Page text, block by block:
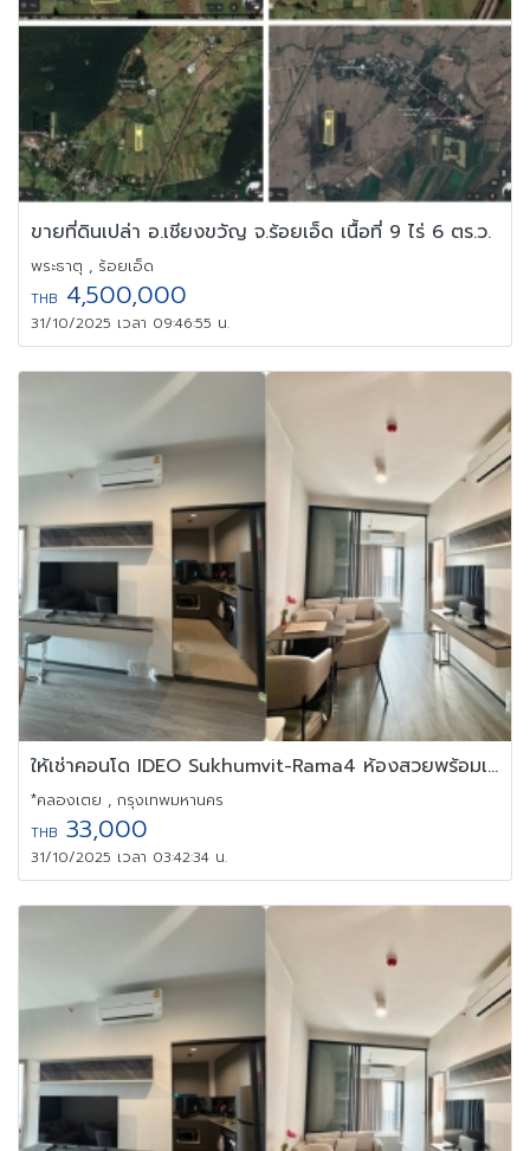
ขายที่ดินเปล่า อ.เชียงขวัญ จ.ร้อยเอ็ด เนื้อที่ 9 ไร่ 6 ตร.ว.
พระธาตุ , ร้อยเอ็ด
THB 4,500,000
31/10/2025 เวลา 09:46:55 น.
ให้เช่าคอนโด IDEO Sukhumvit-Rama4 ห้องสวยพร้อมเฟอร์ฯ ทำเลดี
*คลองเตย , กรุงเทพมหานคร
THB 33,000
31/10/2025 เวลา 03:42:34 น.